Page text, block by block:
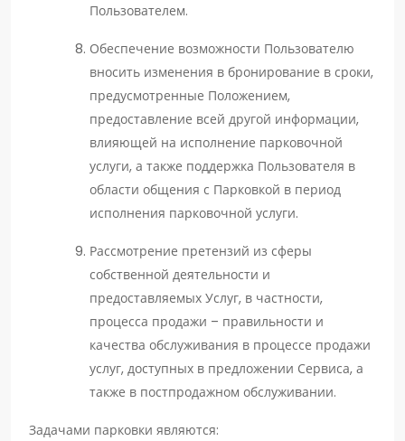
Пользователем.
Обеспечение возможности Пользователю
вносить изменения в бронирование в сроки,
предусмотренные Положением,
предоставление всей другой информации,
влияющей на исполнение парковочной
услуги, а также поддержка Пользователя в
области общения с Парковкой в период
исполнения парковочной услуги.
Рассмотрение претензий из сферы
собственной деятельности и
предоставляемых Услуг, в частности,
процесса продажи – правильности и
качества обслуживания в процессе продажи
услуг, доступных в предложении Сервиса, а
также в постпродажном обслуживании.
Задачами парковки являются: